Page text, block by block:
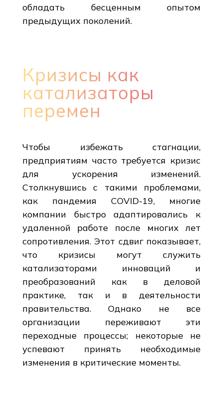
обладать бесценным опытом
предыдущих поколений.
Кризисы как
катализаторы
перемен
Чтобы избежать стагнации,
предприятиям часто требуется кризис
для ускорения изменений.
Столкнувшись с такими проблемами,
как пандемия COVID-19, многие
компании быстро адаптировались к
удаленной работе после многих лет
сопротивления. Этот сдвиг показывает,
что кризисы могут служить
катализаторами инноваций и
преобразований как в деловой
практике, так и в деятельности
правительства. Однако не все
организации переживают эти
переходные процессы; некоторые не
успевают принять необходимые
изменения в критические моменты.